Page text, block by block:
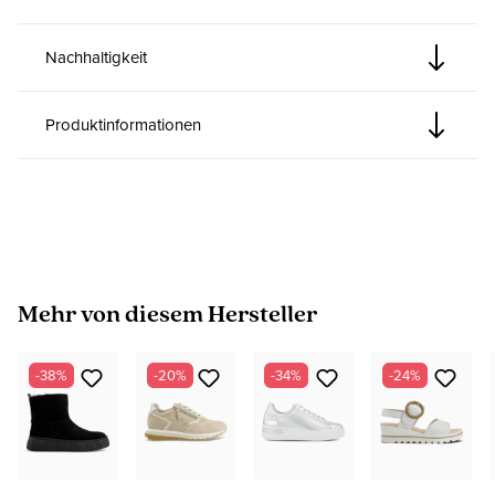
Nachhaltigkeit
Produktinformationen
Produktgalerie überspringen
Mehr von diesem Hersteller
-38% -20% -34% -24%